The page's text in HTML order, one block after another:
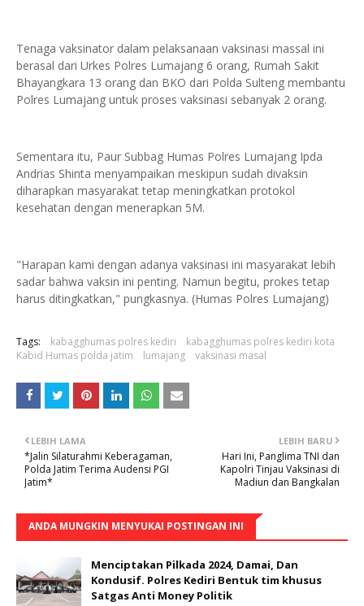
Tenaga vaksinator dalam pelaksanaan vaksinasi massal ini
berasal dari Urkes Polres Lumajang 6 orang, Rumah Sakit
Bhayangkara 13 orang dan BKO dari Polda Sulteng membantu
Polres Lumajang untuk proses vaksinasi sebanyak 2 orang.
Sementara itu, Paur Subbag Humas Polres Lumajang Ipda
Andrias Shinta menyampaikan meskipun sudah divaksin
diharapkan masyarakat tetap meningkatkan protokol
kesehatan dengan menerapkan 5M.
"Harapan kami dengan adanya vaksinasi ini masyarakat lebih
sadar bahwa vaksin ini penting. Namun begitu, prokes tetap
harus ditingkatkan," pungkasnya. (Humas Polres Lumajang)
Tags: kabagghumas polres kediri
kabagghumas polres kediri kota
Kabid Humas polda jatim
lumajang vaksinasi masal
LEBIH BARU
Hari Ini, Panglima TNI dan
Kapolri Tinjau Vaksinasi di
Madiun dan Bangkalan
LEBIH LAMA
*Jalin Silaturahmi Keberagaman,
Polda Jatim Terima Audensi PGI
Jatim*
ANDA MUNGKIN MENYUKAI POSTINGAN INI
Menciptakan Pilkada 2024, Damai, Dan
Kondusif. Polres Kediri Bentuk tim khusus
Satgas Anti Money Politik